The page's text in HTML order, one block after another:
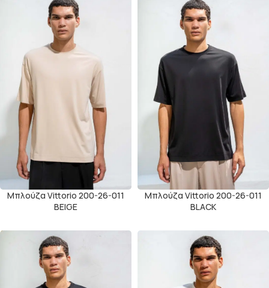
Μπλούζα Vittorio 200-26-011
BEIGE
Μπλούζα Vittorio 200-26-011
BLACK